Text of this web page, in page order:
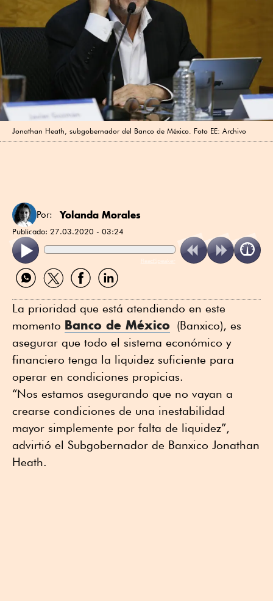
Jonathan Heath, subgobernador del Banco de México. Foto EE: Archivo
Por: Yolanda Morales
Publicado: 27.03.2020 - 03:24
ReadSpeaker
Compartir
por
Compartir
por
Compartir
por
Compartir
por
La prioridad que está atendiendo en este
momento Banco de México (Banxico), es
asegurar que todo el sistema económico y
financiero tenga la liquidez suficiente para
operar en condiciones propicias.
“Nos estamos asegurando que no vayan a
crearse condiciones de una inestabilidad
mayor simplemente por falta de liquidez”,
advirtió el Subgobernador de Banxico Jonathan
Heath.